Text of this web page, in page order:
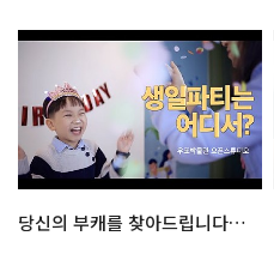
당신의 부캐를 찾아드립니다! : 우표박물관 오픈 스튜디오